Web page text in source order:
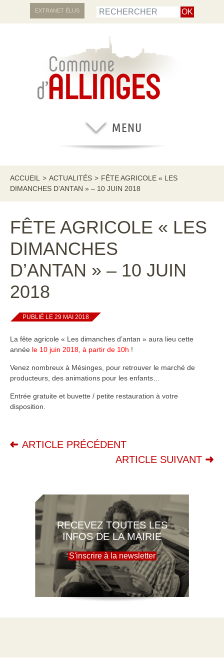
EXTRANET ÉLUS
ACCUEIL > ACTUALITÉS > FÊTE AGRICOLE « LES
DIMANCHES D’ANTAN » – 10 JUIN 2018
FÊTE AGRICOLE « LES
DIMANCHES
D’ANTAN » – 10 JUIN
2018
PUBLIÉ LE 29 MAI 2018
La fête agricole « Les dimanches d’antan » aura lieu cette
année le 10 juin 2018, à partir de 10h !
Venez nombreux à Mésinges, pour retrouver le marché de
producteurs, des animations pour les enfants…
Entrée gratuite et buvette / petite restauration à votre
disposition.
ARTICLE PRÉCÉDENT
ARTICLE SUIVANT
RECEVEZ TOUTES LES
INFOS DE LA MAIRIE
S'inscrire à la newsletter